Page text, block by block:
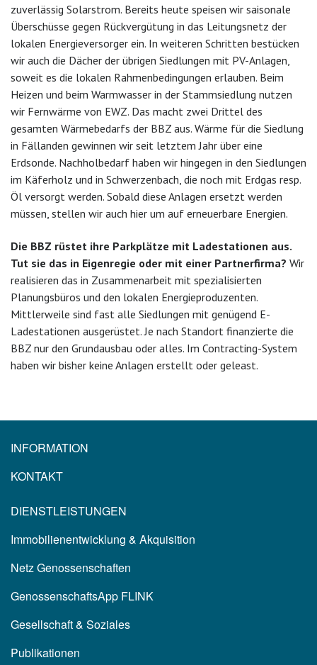
zuverlässig Solarstrom. Bereits heute speisen wir saisonale
Überschüsse gegen Rückvergütung in das Leitungsnetz der
lokalen Energieversorger ein. In weiteren Schritten bestücken
wir auch die Dächer der übrigen Siedlungen mit PV-Anlagen,
soweit es die lokalen Rahmenbedingungen erlauben. Beim
Heizen und beim Warmwasser in der Stammsiedlung nutzen
wir Fernwärme von EWZ. Das macht zwei Drittel des
gesamten Wärmebedarfs der BBZ aus. Wärme für die Siedlung
in Fällanden gewinnen wir seit letztem Jahr über eine
Erdsonde. Nachholbedarf haben wir hingegen in den Siedlungen
im Käferholz und in Schwerzenbach, die noch mit Erdgas resp.
Öl versorgt werden. Sobald diese Anlagen ersetzt werden
müssen, stellen wir auch hier um auf erneuerbare Energien.
Die BBZ rüstet ihre Parkplätze mit Ladestationen aus.
Tut sie das in Eigenregie oder mit einer Partnerfirma? Wir
realisieren das in Zusammenarbeit mit spezialisierten
Planungsbüros und den lokalen Energieproduzenten.
Mittlerweile sind fast alle Siedlungen mit genügend E-
Ladestationen ausgerüstet. Je nach Standort finanzierte die
BBZ nur den Grundausbau oder alles. Im Contracting-System
haben wir bisher keine Anlagen erstellt oder geleast.
INFORMATION
KONTAKT
DIENSTLEISTUNGEN
Immobilienentwicklung & Akquisition
Netz Genossenschaften
GenossenschaftsApp FLINK
Gesellschaft & Soziales
Publikationen